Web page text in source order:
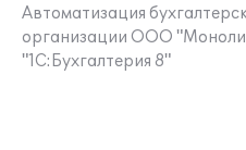
Автоматизация
организации ООО
"1С:Бухгалтерия 8"